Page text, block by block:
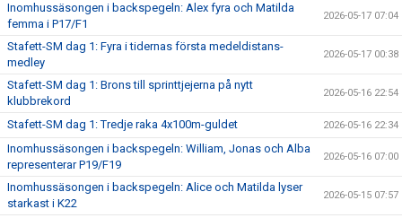
Inomhussäsongen i backspegeln: Alex fyra och Matilda
femma i P17/F1
2026-05-17 07:04
Stafett-SM dag 1: Fyra i tidernas första medeldistans-
medley
2026-05-17 00:38
Stafett-SM dag 1: Brons till sprinttjejerna på nytt
klubbrekord
2026-05-16 22:54
Stafett-SM dag 1: Tredje raka 4x100m-guldet 2026-05-16 22:34
Inomhussäsongen i backspegeln: William, Jonas och Alba
representerar P19/F19
2026-05-16 07:00
Inomhussäsongen i backspegeln: Alice och Matilda lyser
starkast i K22
2026-05-15 07:57